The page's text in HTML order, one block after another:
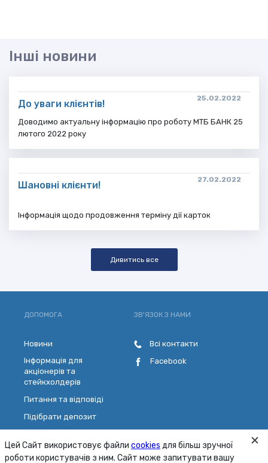
Інші новини
25.02.2022
До уваги клієнтів!
Доводимо актуальну інформацію про роботу МТБ БАНК 25
лютого 2022 року
27.02.2022
Шановні клієнти!
Інформація щодо продовження терміну дії карток
Дивитись все
Цей Сайт використовує файли cookies для більш зручної
роботи користувачів з ним. Сайт може запитувати вашу
ДОПОМОГА
Новини
Інформація для
акціонерів та
стейкхолдерів
Питання та відповіді
Підібрати депозит
Обрати платіжну картку
ЗВ'ЯЗОК З НАМИ
Всі контакти
Facebook